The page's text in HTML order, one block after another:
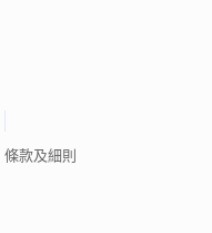
條款及細則